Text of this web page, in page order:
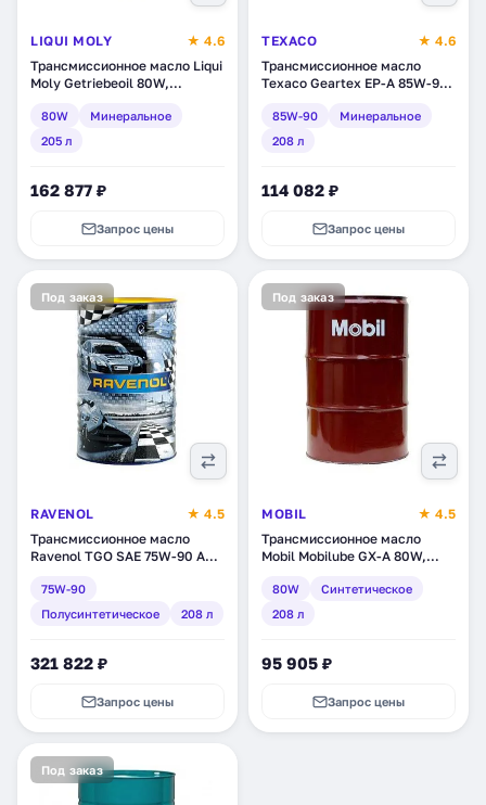
LIQUI MOLY
★ 4.6
Трансмиссионное масло Liqui
Moly Getriebeoil 80W,
80W
Минеральное
205 л
162 877 ₽
Запрос цены
TEXACO
★ 4.6
Трансмиссионное масло
Texaco Geartex EP-A 85W-90,
(801951DEE)
85W-90
Минеральное
208 л
114 082 ₽
Запрос цены
Под заказ
RAVENOL
★ 4.5
Трансмиссионное масло
Ravenol TGO SAE 75W-90 API
л (1222105-208)
75W-90
Полусинтетическое
208 л
321 822 ₽
Запрос цены
Под заказ
MOBIL
★ 4.5
Трансмиссионное масло
Mobil Mobilube GX-A 80W,
(152979)
80W
Синтетическое
208 л
95 905 ₽
Запрос цены
Под заказ